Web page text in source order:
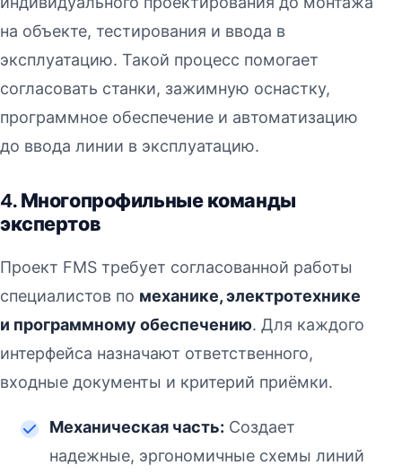
на объекте, тестирования и ввода в
эксплуатацию. Такой процесс помогает
согласовать станки, зажимную оснастку,
программное обеспечение и автоматизацию
до ввода линии в эксплуатацию.
4. Многопрофильные команды
экспертов
Проект FMS требует согласованной работы
специалистов по механике, электротехнике
и программному обеспечению. Для каждого
интерфейса назначают ответственного,
входные документы и критерий приёмки.
Механическая часть: Создает
надежные, эргономичные схемы линий